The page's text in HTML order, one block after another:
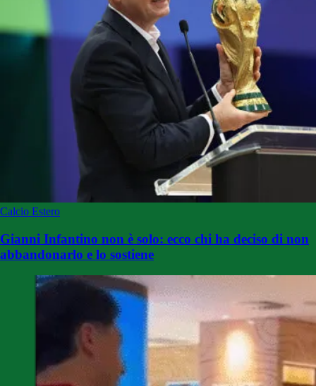
Calcio Estero
Gianni Infantino non è solo: ecco chi ha deciso di non
abbandonarlo e lo sostiene